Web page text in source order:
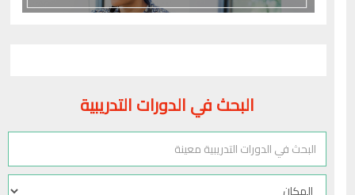
البحث في الدورات التدريبية